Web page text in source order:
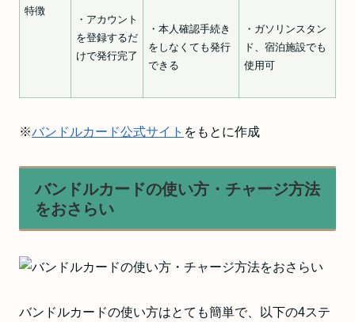
特徴
・アカウント
を登録するだ
けで発行完了
・本人確認手続き
をしなくても発行
できる
・ガソリンスタン
ド、宿泊施設でも
使用可
※バンドルカード公式サイト をもとに作成
バンドルカードの使い方・チャージ方法
をおさらい
バンドルカードの使い方はとても簡単で、以下の4ステ